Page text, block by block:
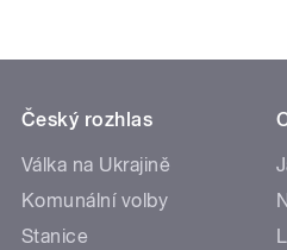
Český rozhlas
Válka na Ukrajině
Komunální volby
Stanice